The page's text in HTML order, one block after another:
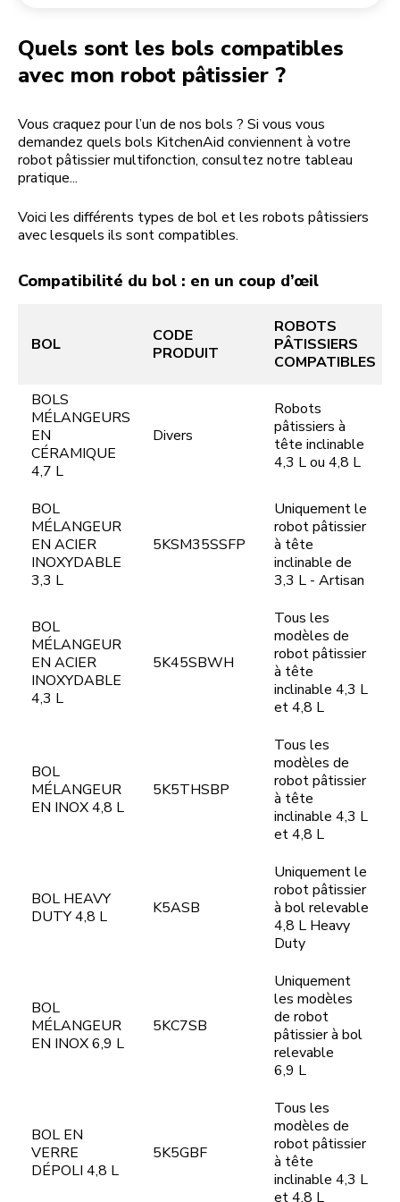
Quels sont les bols compatibles
avec mon robot pâtissier ?
Vous craquez pour l’un de nos bols ? Si vous vous
demandez quels bols KitchenAid conviennent à votre
robot pâtissier multifonction, consultez notre tableau
pratique...
Voici les différents types de bol et les robots pâtissiers
avec lesquels ils sont compatibles.
Compatibilité du bol : en un coup d’œil
BOL
CODE
PRODUIT
ROBOTS
PÂTISSIERS
COMPATIBLES
BOLS
MÉLANGEURS
EN
CÉRAMIQUE
4,7 L
Divers
Robots
pâtissiers à
tête inclinable
4,3 L ou 4,8 L
BOL
MÉLANGEUR
EN ACIER
INOXYDABLE
3,3 L
5KSM35SSFP
Uniquement le
robot pâtissier
à tête
inclinable de
3,3 L - Artisan
BOL
MÉLANGEUR
EN ACIER
INOXYDABLE
4,3 L
5K45SBWH
Tous les
modèles de
robot pâtissier
à tête
inclinable 4,3 L
et 4,8 L
BOL
MÉLANGEUR
EN INOX 4,8 L
5K5THSBP
Tous les
modèles de
robot pâtissier
à tête
inclinable 4,3 L
et 4,8 L
BOL HEAVY
DUTY 4,8 L
K5ASB
Uniquement le
robot pâtissier
à bol relevable
4,8 L Heavy
Duty
BOL
MÉLANGEUR
EN INOX 6,9 L
5KC7SB
Uniquement
les modèles
de robot
pâtissier à bol
relevable
6,9 L
BOL EN
VERRE
DÉPOLI 4,8 L
5K5GBF
Tous les
modèles de
robot pâtissier
à tête
inclinable 4,3 L
et 4,8 L